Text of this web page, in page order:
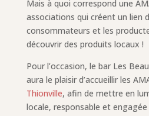
Mais à quoi correspond une
associations qui créent un lien
consommateurs et les
découvrir des produits locaux !
Pour l’occasion, le bar Les
aura le plaisir d’accueillir les
Thionville, afin de mettre en
locale, responsable et engagée